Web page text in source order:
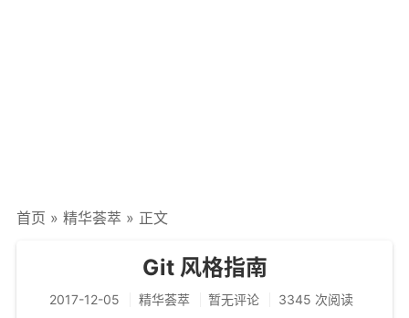
友情链接
赞赏与支持
首页 » 精华荟萃 » 正文
Git 风格指南
2017-12-05 精华荟萃 暂无评论 3345 次阅读